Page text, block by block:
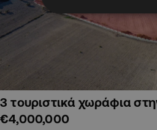
3 τουριστικά χωράφια
€4,000,000